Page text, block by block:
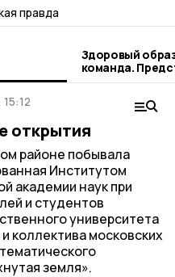
Здоровый
команда.
наукограда
открытия
районе побывала
Институтом
академии наук при
и студентов
университета
коллектива московских
земля».